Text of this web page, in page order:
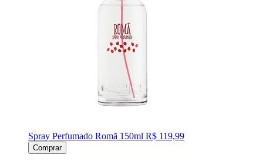
Spray Perfumado Romã 150ml R$ 119,99
Comprar